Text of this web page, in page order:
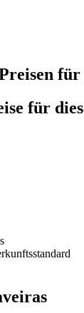
für